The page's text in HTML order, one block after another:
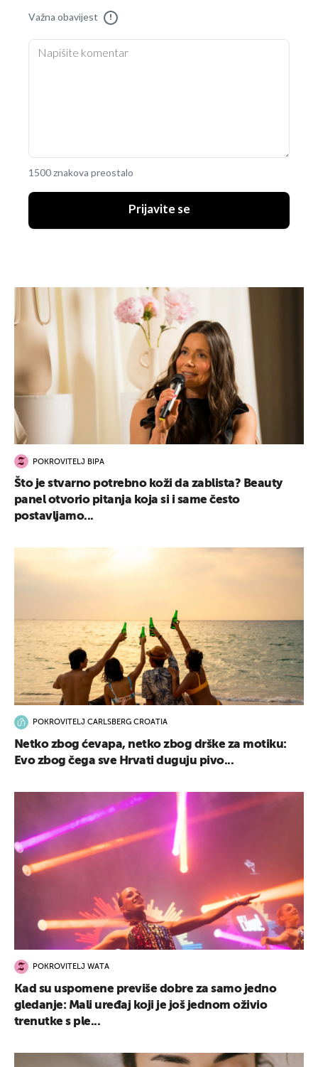
Važna obavijest !
1500 znakova preostalo
Prijavite se
POKROVITELJ BIPA
Što je stvarno potrebno koži da zablista? Beauty
panel otvorio pitanja koja si i same često
postavljamo...
POKROVITELJ CARLSBERG CROATIA
Netko zbog ćevapa, netko zbog drške za motiku:
Evo zbog čega sve Hrvati duguju pivo...
POKROVITELJ WATA
Kad su uspomene previše dobre za samo jedno
gledanje: Mali uređaj koji je još jednom oživio
trenutke s ple...